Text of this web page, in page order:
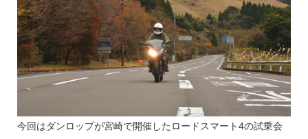
今回はダンロップが宮崎で開催したロードスマート4の試乗会